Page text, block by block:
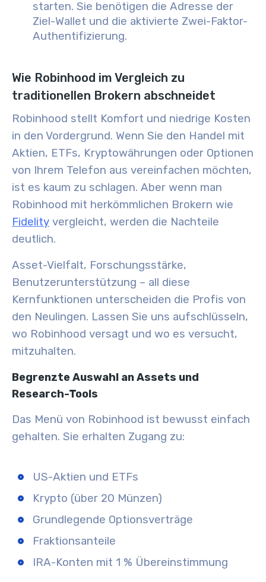
starten. Sie benötigen die Adresse der
Ziel-Wallet und die aktivierte Zwei-Faktor-
Authentifizierung.
Wie Robinhood im Vergleich zu
traditionellen Brokern abschneidet
Robinhood stellt Komfort und niedrige Kosten
in den Vordergrund. Wenn Sie den Handel mit
Aktien, ETFs, Kryptowährungen oder Optionen
von Ihrem Telefon aus vereinfachen möchten,
ist es kaum zu schlagen. Aber wenn man
Robinhood mit herkömmlichen Brokern wie
Fidelity vergleicht, werden die Nachteile
deutlich.
Asset-Vielfalt, Forschungsstärke,
Benutzerunterstützung – all diese
Kernfunktionen unterscheiden die Profis von
den Neulingen. Lassen Sie uns aufschlüsseln,
wo Robinhood versagt und wo es versucht,
mitzuhalten.
Begrenzte Auswahl an Assets und
Research-Tools
Das Menü von Robinhood ist bewusst einfach
gehalten. Sie erhalten Zugang zu:
US-Aktien und ETFs
Krypto (über 20 Münzen)
Grundlegende Optionsverträge
Fraktionsanteile
IRA-Konten mit 1 % Übereinstimmung